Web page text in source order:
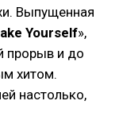
Выпущенная
Yourself»,
прорыв и до
хитом.
настолько,